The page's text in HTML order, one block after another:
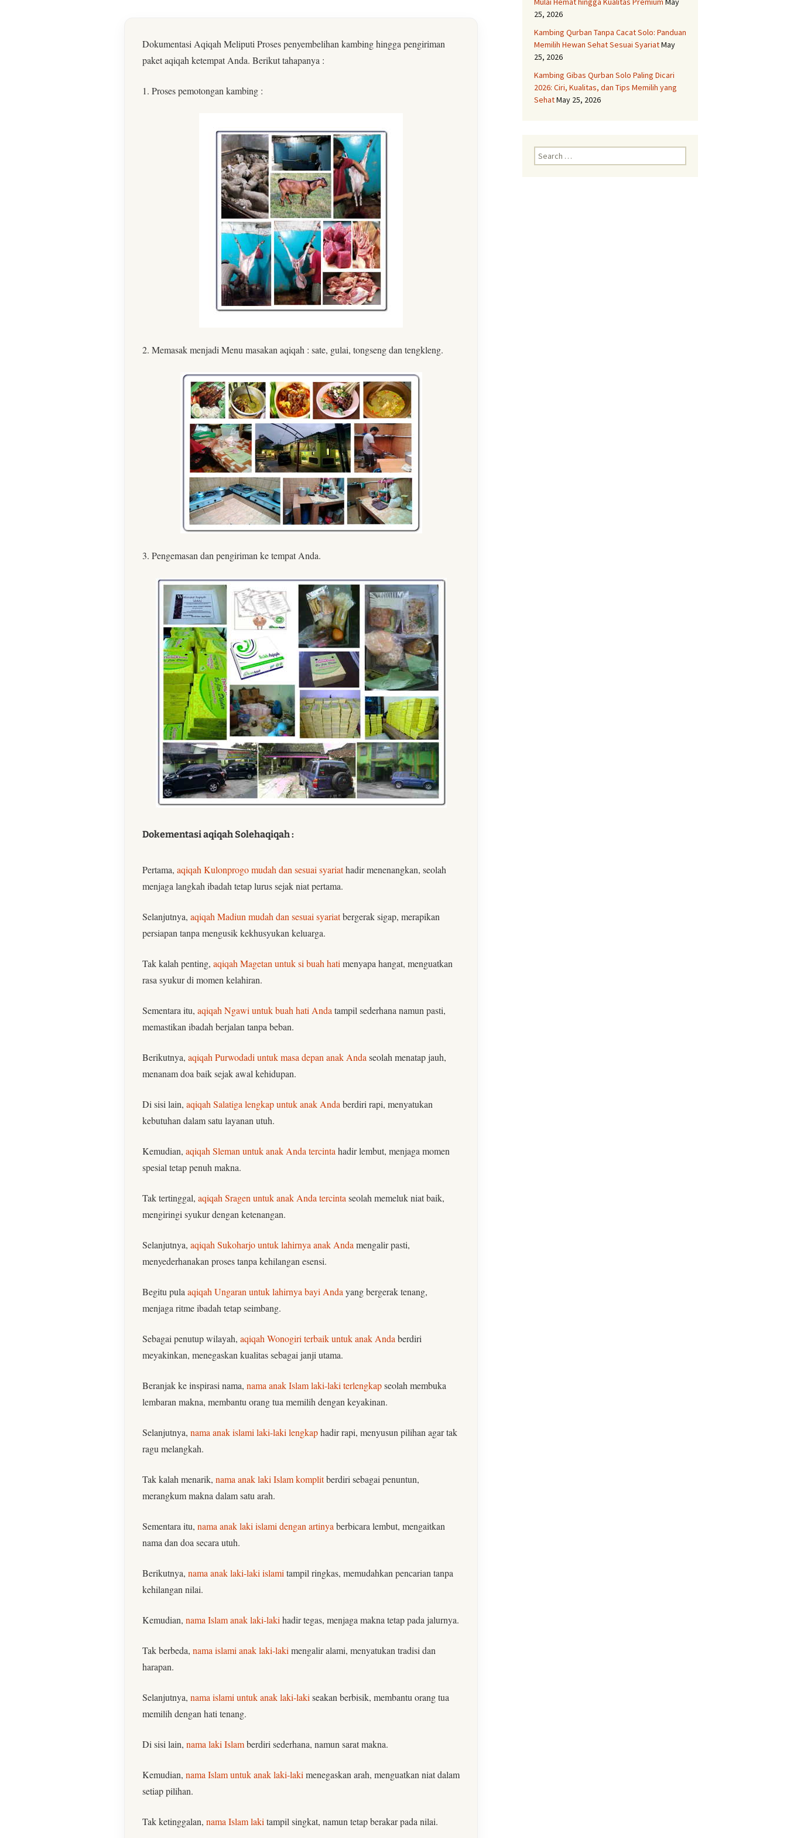
Aqiqah Solo
Layanan Aqiqah Boyolali
Kambing Spesial
Layanan Aqiqah
Grobogan Untuk Anak
Anda
Dokumentasi Aqiqah Meliputi Proses penyembelihan kambing hingga pengiriman
paket aqiqah ketempat Anda. Berikut tahapanya :
1. Proses pemotongan kambing :
2. Memasak menjadi Menu masakan aqiqah : sate, gulai, tongseng dan tengkleng.
3. Pengemasan dan pengiriman ke tempat Anda.
Dokementasi aqiqah Solehaqiqah :
Pertama, aqiqah Kulonprogo mudah dan sesuai syariathadir menenangkan, seolah
menjaga langkah ibadah tetap lurus sejak niat pertama.
Selanjutnya, aqiqah Madiun mudah dan sesuai syariatbergerak sigap, merapikan
persiapan tanpa mengusik kekhusyukan keluarga.
Tak kalah penting, aqiqah Magetan untuk si buah hati menyapa hangat, menguatkan
rasa syukur di momen kelahiran.
Sementara itu, aqiqah Ngawi untuk buah hati Anda tampil sederhana namun pasti,
memastikan ibadah berjalan tanpa beban.
Berikutnya, aqiqah Purwodadi untuk masa depan anak Anda seolah menatap jauh,
menanam doa baik sejak awal kehidupan.
Di sisi lain, aqiqah Salatiga lengkap untuk anak Anda berdiri rapi, menyatukan
kebutuhan dalam satu layanan utuh.
Kemudian, aqiqah Sleman untuk anak Anda tercinta hadir lembut, menjaga momen
spesial tetap penuh makna.
Tak tertinggal, aqiqah Sragen untuk anak Anda tercinta seolah memeluk niat baik,
mengiringi syukur dengan ketenangan.
Selanjutnya, aqiqah Sukoharjo untuk lahirnya anak Anda mengalir pasti,
menyederhanakan proses tanpa kehilangan esensi.
Begitu pula aqiqah Ungaran untuk lahirnya bayi Anda yang bergerak tenang,
menjaga ritme ibadah tetap seimbang.
Sebagai penutup wilayah, aqiqah Wonogiri terbaik untuk anak Anda berdiri
meyakinkan, menegaskan kualitas sebagai janji utama.
Beranjak ke inspirasi nama, nama anak Islam laki-laki terlengkapseolah membuka
lembaran makna, membantu orang tua memilih dengan keyakinan.
Selanjutnya, nama anak islami laki-laki lengkaphadir rapi, menyusun pilihan agar tak
ragu melangkah.
Tak kalah menarik, nama anak laki Islam komplitberdiri sebagai penuntun,
merangkum makna dalam satu arah.
Sementara itu, nama anak laki islami dengan artinya berbicara lembut, mengaitkan
nama dan doa secara utuh.
Berikutnya, nama anak laki-laki islami tampil ringkas, memudahkan pencarian tanpa
kehilangan nilai.
Kemudian, nama Islam anak laki-laki hadir tegas, menjaga makna tetap pada jalurnya.
Tak berbeda, nama islami anak laki-laki mengalir alami, menyatukan tradisi dan
harapan.
Selanjutnya, nama islami untuk anak laki-laki seakan berbisik, membantu orang tua
memilih dengan hati tenang.
Di sisi lain, nama laki Islamberdiri sederhana, namun sarat makna.
Kemudian, nama Islam untuk anak laki-laki menegaskan arah, menguatkan niat dalam
setiap pilihan.
Tak ketinggalan, nama Islam laki tampil singkat, namun tetap berakar pada nilai.
25, 2026
Kambing Qurban Tanpa Cacat Solo: Panduan
Memilih Hewan Sehat Sesuai SyariatMay
25, 2026
Kambing Gibas Qurban Solo Paling Dicari
2026: Ciri, Kualitas, dan Tips Memilih yang
SehatMay 25, 2026
Search
for: